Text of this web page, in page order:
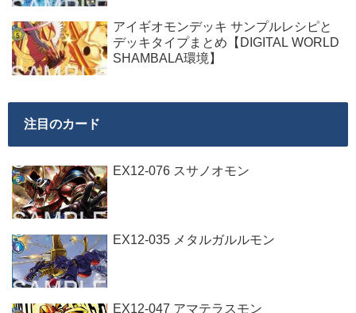
アイギオモンデッキ サンプルレシピと
デッキタイプまとめ【DIGITAL WORLD
SHAMBALA環境】
注目のカード
EX12-076 スサノオモン
EX12-035 メタルガルルモン
EX12-047 アマテラスモン